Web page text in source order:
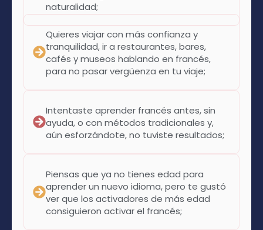
naturalidad;
Quieres viajar con más confianza y
tranquilidad, ir a restaurantes, bares,
cafés y museos hablando en francés,
para no pasar vergüenza en tu viaje;
Intentaste aprender francés antes, sin
ayuda, o con métodos tradicionales y,
aún esforzándote, no tuviste resultados;
Piensas que ya no tienes edad para
aprender un nuevo idioma, pero te gustó
ver que los activadores de más edad
consiguieron activar el francés;